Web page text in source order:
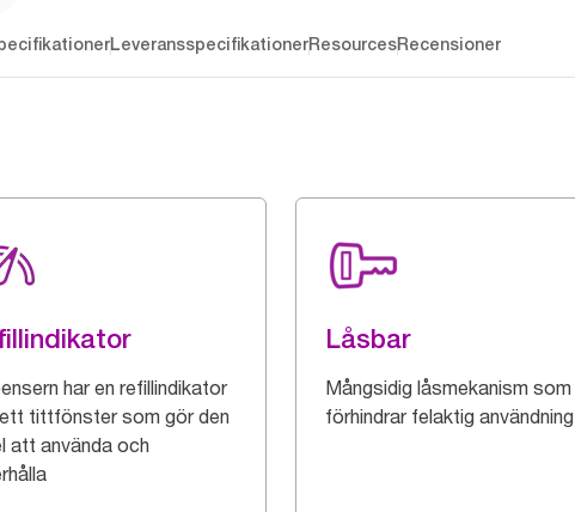
LeveransspecifikationerResourcesRecensioner
har en refillindikator
tittfönster som gör den
att använda och
Låsbar
Mångsidig låsmekanism som
förhindrar felaktig användning